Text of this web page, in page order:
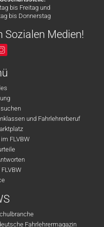
bis Freitag und
bis Donnerstag
Sozialen Medien!
und Fahrlehrerberuf
FLVBW
Fahrlehrermagazin